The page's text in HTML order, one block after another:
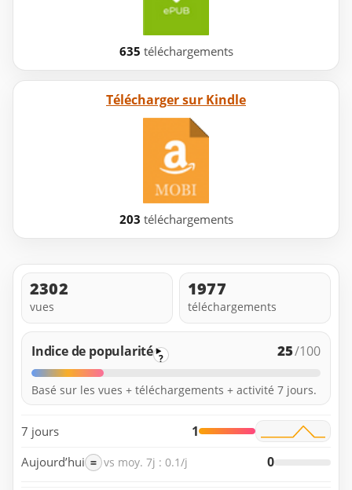
635 téléchargements
Télécharger sur Kindle
203 téléchargements
2302
vues
1977
téléchargements
Indice de popularité ? 25/100
Basé sur les vues + téléchargements + activité 7 jours.
7 jours 1
Aujourd’hui = vs moy. 7j : 0.1/j 0